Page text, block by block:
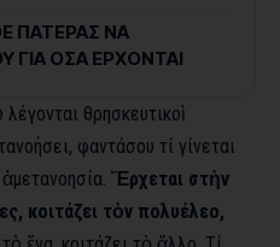
ΠΑΤΕΡΑΣ ΝΑ
ΓΙΑ ΟΣΑ ΕΡΧΟΝΤΑΙ
θρησκευτικοὶ
φαντάσου τί γίνεται
Ἔρχεται στὴν
κοιτάζει τὸν πολυέλεο,